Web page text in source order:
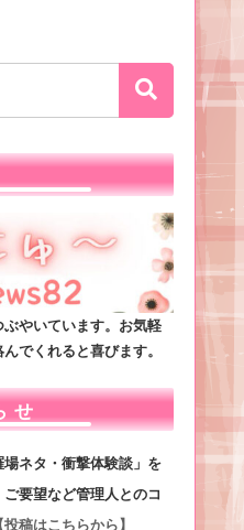
ぶやいています。お気軽
でくれると喜びます。
せ
ネタ・衝撃体験談」を
要望など管理人とのコ
投稿はこちらから 】